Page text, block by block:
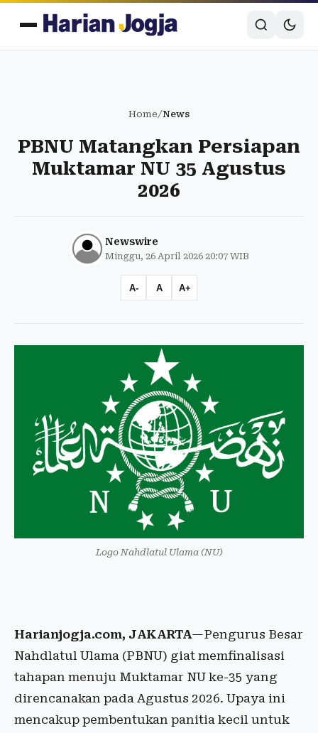
Home/News
PBNU Matangkan Persiapan
Muktamar NU 35 Agustus
2026
Newswire
Minggu, 26 April 2026 20:07 WIB
A- A A+
Logo Nahdlatul Ulama (NU)
Harianjogja.com, JAKARTA—Pengurus Besar
Nahdlatul Ulama (PBNU) giat memfinalisasi
tahapan menuju Muktamar NU ke-35 yang
direncanakan pada Agustus 2026. Upaya ini
mencakup pembentukan panitia kecil untuk